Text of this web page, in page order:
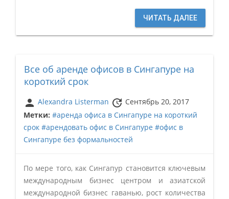
ЧИТАТЬ ДАЛЕЕ
Все об аренде офисов в Сингапуре на
короткий срок
person Alexandra Listerman update Сентябрь 20, 2017
Метки: #аренда офиса в Сингапуре на короткий
срок #арендовать офис в Сингапуре #офис в
Сингапуре без формальностей
По мере того, как Сингапур становится ключевым
международным бизнес центром и азиатской
международной бизнес гаванью, рост количества